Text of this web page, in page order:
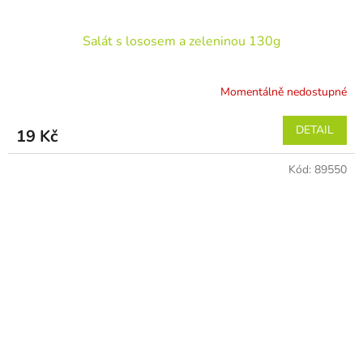
Salát s lososem a zeleninou 130g
Momentálně nedostupné
19 Kč DETAIL
Kód: 89550